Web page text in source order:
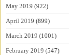
May 2019 (922)
April 2019 (899)
March 2019 (1001)
February 2019 (547)